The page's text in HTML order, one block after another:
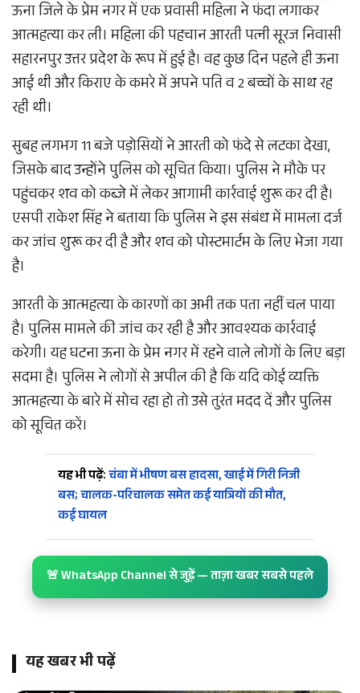
ऊना जिले के प्रेम नगर में एक प्रवासी महिला ने फंदा लगाकर
आत्महत्या कर ली। महिला की पहचान आरती पत्नी सूरज निवासी
सहारनपुर उत्तर प्रदेश के रूप में हुई है। वह कुछ दिन पहले ही ऊना
आई थी और किराए के कमरे में अपने पति व 2 बच्चों के साथ रह
रही थी।
सुबह लगभग 11 बजे पड़ोसियों ने आरती को फंदे से लटका देखा,
जिसके बाद उन्होंने पुलिस को सूचित किया। पुलिस ने मौके पर
पहुंचकर शव को कब्जे में लेकर आगामी कार्रवाई शुरू कर दी है।
एसपी राकेश सिंह ने बताया कि पुलिस ने इस संबंध में मामला दर्ज
कर जांच शुरू कर दी है और शव को पोस्टमार्टम के लिए भेजा गया
है।
आरती के आत्महत्या के कारणों का अभी तक पता नहीं चल पाया
है। पुलिस मामले की जांच कर रही है और आवश्यक कार्रवाई
करेगी। यह घटना ऊना के प्रेम नगर में रहने वाले लोगों के लिए बड़ा
सदमा है। पुलिस ने लोगों से अपील की है कि यदि कोई व्यक्ति
आत्महत्या के बारे में सोच रहा हो तो उसे तुरंत मदद दें और पुलिस
को सूचित करें।
यह भी पढ़ें:चंबा में भीषण बस हादसा, खाई में गिरी निजी
बस; चालक-परिचालक समेत कई यात्रियों की मौत,
कई घायल
🚨 WhatsApp Channel से जुड़ें — ताज़ा खबर सबसे पहले
यह खबर भी पढ़ें